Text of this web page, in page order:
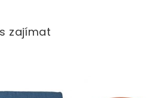
zajímat